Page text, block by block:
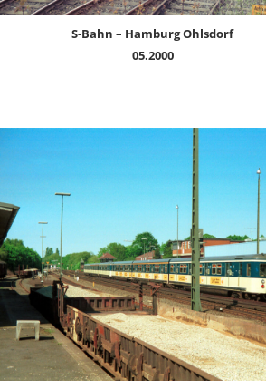
S-Bahn – Hamburg Ohlsdorf
05.2000